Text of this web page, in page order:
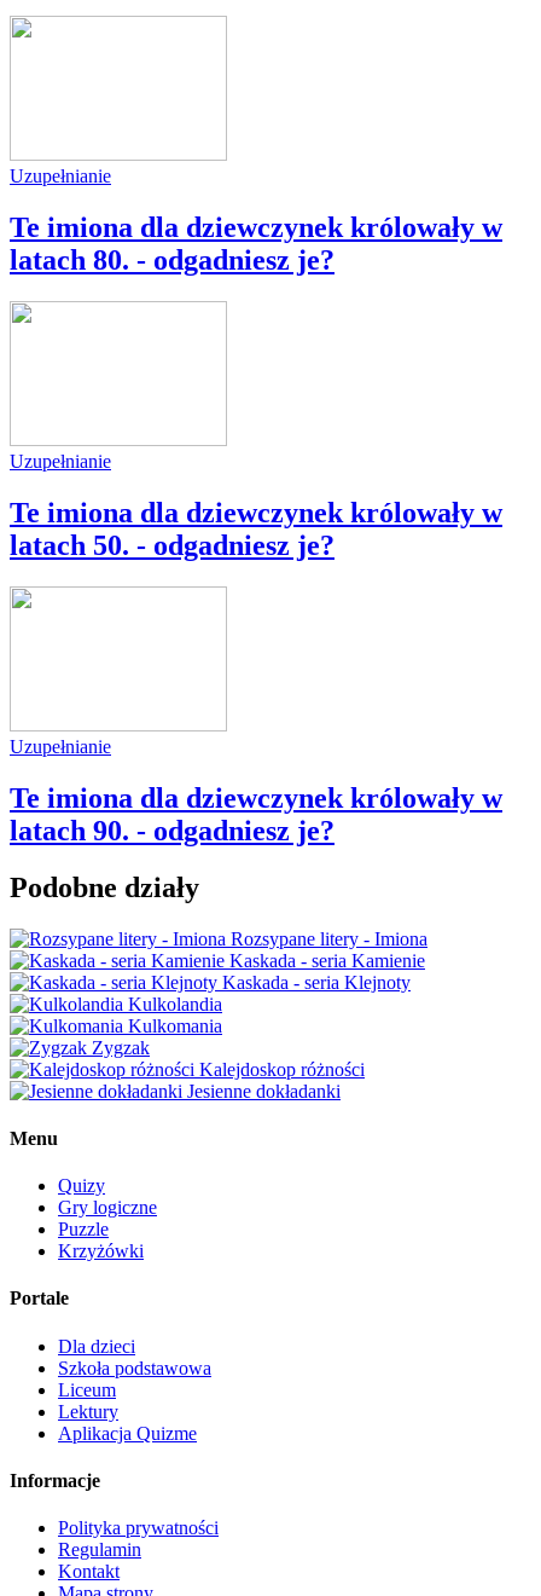
Uzupełnianie
Te imiona dla dziewczynek królowały w
latach 80. - odgadniesz je?
Uzupełnianie
Te imiona dla dziewczynek królowały w
latach 50. - odgadniesz je?
Uzupełnianie
Te imiona dla dziewczynek królowały w
latach 90. - odgadniesz je?
Podobne działy
Rozsypane litery - Imiona
Kaskada - seria Kamienie
Kaskada - seria Klejnoty
Kulkolandia
Kulkomania
Zygzak
Kalejdoskop różności
Jesienne dokładanki
Menu
Quizy
Gry logiczne
Puzzle
Krzyżówki
Portale
Dla dzieci
Szkoła podstawowa
Liceum
Lektury
Aplikacja Quizme
Informacje
Polityka prywatności
Regulamin
Kontakt